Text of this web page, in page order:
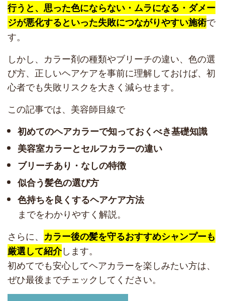
行うと、思った色にならない・ムラになる・ダメー
ジが悪化するといった失敗につながりやすい施術で
す。
しかし、カラー剤の種類やブリーチの違い、色の選
び方、正しいヘアケアを事前に理解しておけば、初
心者でも失敗リスクを大きく減らせます。
この記事では、美容師目線で
初めてのヘアカラーで知っておくべき基礎知識
美容室カラーとセルフカラーの違い
ブリーチあり・なしの特徴
似合う髪色の選び方
色持ちを良くするヘアケア方法
までをわかりやすく解説。
さらに、 カラー後の髪を守るおすすめシャンプーも
厳選して紹介します。
初めてでも安心してヘアカラーを楽しみたい方は、
ぜひ最後までチェックしてください。